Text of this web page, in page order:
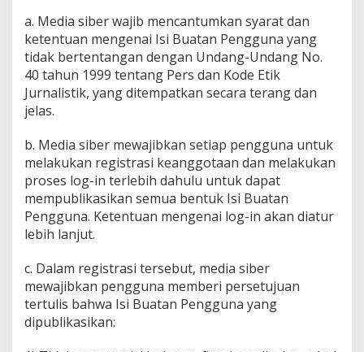
a. Media siber wajib mencantumkan syarat dan
ketentuan mengenai Isi Buatan Pengguna yang
tidak bertentangan dengan Undang-Undang No.
40 tahun 1999 tentang Pers dan Kode Etik
Jurnalistik, yang ditempatkan secara terang dan
jelas.
b. Media siber mewajibkan setiap pengguna untuk
melakukan registrasi keanggotaan dan melakukan
proses log-in terlebih dahulu untuk dapat
mempublikasikan semua bentuk Isi Buatan
Pengguna. Ketentuan mengenai log-in akan diatur
lebih lanjut.
c. Dalam registrasi tersebut, media siber
mewajibkan pengguna memberi persetujuan
tertulis bahwa Isi Buatan Pengguna yang
dipublikasikan: